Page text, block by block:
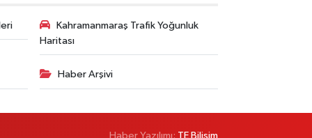
Kahramanmaraş Trafik Yoğunluk
Haritası
Haber Arşivi
Haber Yazılımı: TE Bilişim